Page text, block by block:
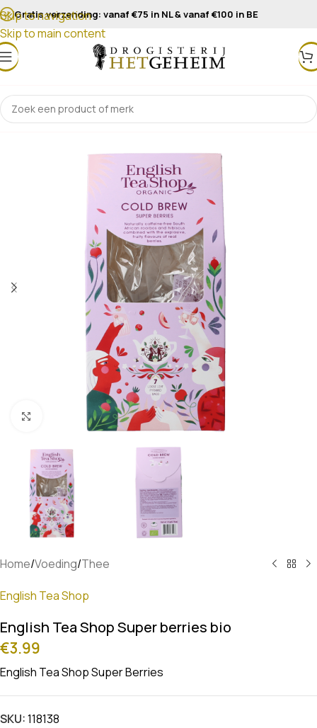
Skip to navigation
Skip to main content
Gratis verzending: vanaf €75 in NL & vanaf €100 in BE
Klik om te vergroten
Home/Voeding/Thee
English Tea Shop
English Tea Shop Super berries bio
€3.99
English Tea Shop Super Berries
SKU:118138